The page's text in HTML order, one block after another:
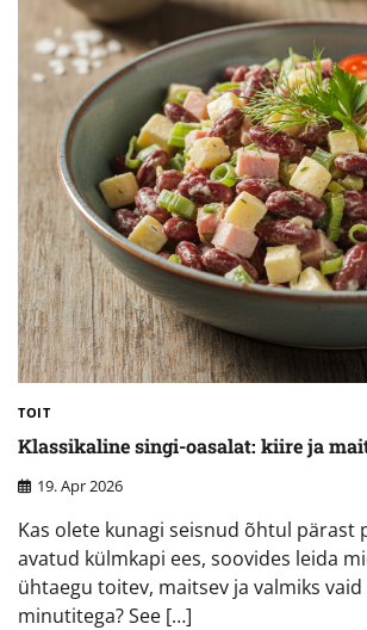
TOIT
Klassikaline singi-oasalat: kiire ja
19. Apr 2026
Kas olete kunagi seisnud õhtul pärast
avatud külmkapi ees, soovides leida
ühtaegu toitev, maitsev ja valmiks
minutitega? See […]